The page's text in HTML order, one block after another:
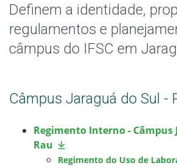
Documentos Norteadores
Trabalhe no IFSC
Ouvidoria
Definem a identidade,
regulamentos e
câmpus do IFSC em
Câmpus Jaraguá do Sul -
Regimento Interno - Câmpus
Rau
Regimento do Uso de